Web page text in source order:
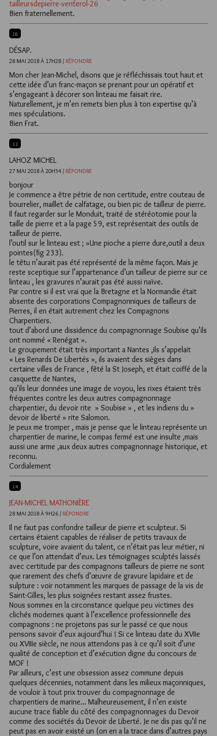
tailleursdepierre-venterol-26
Bien fraternellement.
18
DÉSAP.
28 MAI 2018 À 17H28 / RÉPONDRE
Mon cher Jean-Michel, disons que je réfléchissais tout haut et
cette idée d’un franc-maçon se prenant pour un opératif et
s’engageant à décorer son linteau me faisait rire.
Naturellement, je m’en remets bien plus à ton expertise qu’à
mes spéculations.
Bien Frat.
13
LAHOZ MICHEL
27 MAI 2018 À 20H54 / RÉPONDRE
bonjour
Je commence a être pétrie de non certitude, entre couteau de
bourrelier, maillet de calfatage, ou bien pic de tailleur de pierre.
Il faut regarder sur le Monduit, traité de stéréotomie pour la
taille de pierre et a la page 59, est représentait des outils de
tailleur de pierre.
l’outil sur le linteau est ; »Une pioche a pierre dure,outil a deux
pointes(fig 233).
le têtu n’aurait pas été représenté de la même façon. Mais je
reste sceptique sur l’appartenance d’un tailleur de pierre sur ce
linteau , les gravures n’aurait pas été aussi naïve.
Par contre si il est vrai que la Bretagne et la Normandie était
absente des corporations Compagnonniques de tailleurs de
Pierres, il en était autrement chez les Compagnons
Charpentiers.
tout d’abord une dissidence du compagnonnage Soubise qu’ils
ont nommé « Renégat ».
Le groupement était très important a Nantes ,ils s’appelait
« Les Renards De Libertés », ils avaient des sièges dans
certaine villes de France , fêté la St Joseph, et était coiffé de la
casquette de Nantes,
qu’ils leur données une image de voyou, les rixes étaient très
fréquentes contre les deux autres compagnonnage
charpentier, du devoir rite » Soubise » , et les indiens du »
devoir de liberté » rite Salomon.
Je peux me tromper , mais je pense que le linteau représente un
charpentier de marine, le compas fermé est une insulte ,mais
aussi une arme ,aux deux autres compagnonnage historique, et
reconnu.
Cordialement
14
JEAN-MICHEL MATHONIÈRE
28 MAI 2018 À 9H26 / RÉPONDRE
Il ne faut pas confondre tailleur de pierre et sculpteur. Si
certains étaient capables de réaliser de petits travaux de
sculpture, voire avaient du talent, ce n’était pas leur métier, ni
ce que l’on attendait d’eux. Les témoignages sculptés laissés
avec certitude par des compagnons tailleurs de pierre ne sont
que rarement des chefs d’œuvre de gravure lapidaire et de
sulpture : voir notamment les marques de passage de la vis de
Saint-Gilles, les plus soignées restant assez frustes.
Nous sommes en la circonstance quelque peu victimes des
clichés modernes quant à l’excellence professionnelle des
compagnons : ne projetons pas sur le passé ce que nous
pensons savoir d’eux aujourd’hui ! Si ce linteau date du XVIIe
ou XVIIIe siècle, ne nous attendons pas à ce qu’il soit d’une
qualité de conception et d’exécution digne du concours de
MOF !
Par ailleurs, c’est une obsession assez commune depuis
quelques décennies, notamment dans les milieux maçonniques,
de vouloir à tout prix trouver du compagnonnage de
charpentiers de marine… Malheureusement, il n’en existe
aucune trace fiable du côté des compagnonnages du Devoir
comme des sociétés du Devoir de Liberté. Je ne dis pas qu’il ne
peut pas en avoir existé un (on en a la trace dans d’autres pays